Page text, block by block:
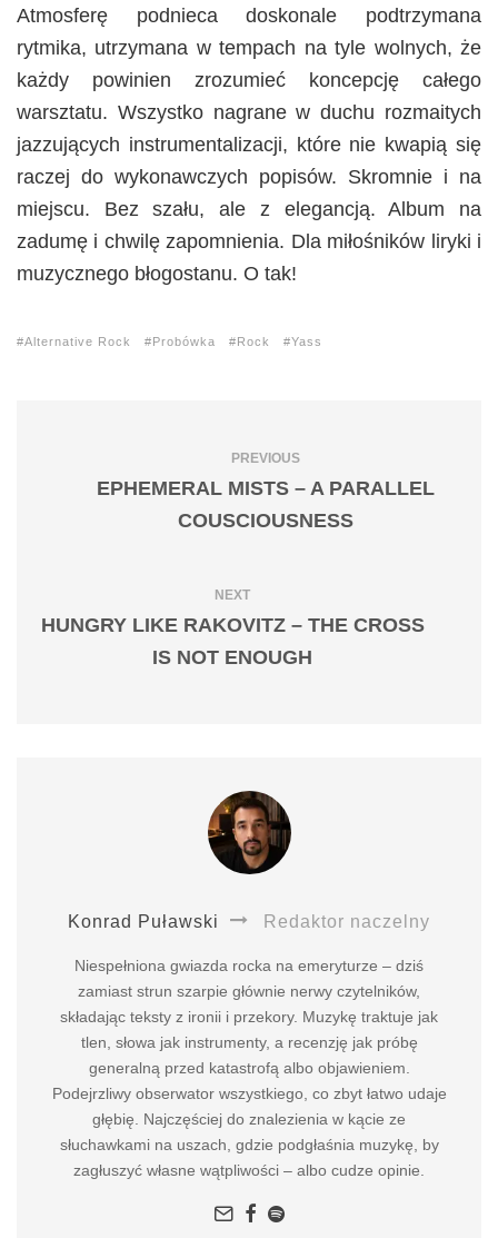
Atmosferę podnieca doskonale podtrzymana
rytmika, utrzymana w tempach na tyle wolnych, że
każdy powinien zrozumieć koncepcję całego
warsztatu. Wszystko nagrane w duchu rozmaitych
jazzujących instrumentalizacji, które nie kwapią się
raczej do wykonawczych popisów. Skromnie i na
miejscu. Bez szału, ale z elegancją. Album na
zadumę i chwilę zapomnienia. Dla miłośników liryki i
muzycznego błogostanu. O tak!
Alternative Rock Probówka Rock Yass
PREVIOUS
EPHEMERAL MISTS – A PARALLEL
COUSCIOUSNESS
NEXT
HUNGRY LIKE RAKOVITZ – THE CROSS
IS NOT ENOUGH
Konrad Puławski Redaktor naczelny
Niespełniona gwiazda rocka na emeryturze – dziś
zamiast strun szarpie głównie nerwy czytelników,
składając teksty z ironii i przekory. Muzykę traktuje jak
tlen, słowa jak instrumenty, a recenzję jak próbę
generalną przed katastrofą albo objawieniem.
Podejrzliwy obserwator wszystkiego, co zbyt łatwo udaje
głębię. Najczęściej do znalezienia w kącie ze
słuchawkami na uszach, gdzie podgłaśnia muzykę, by
zagłuszyć własne wątpliwości – albo cudze opinie.